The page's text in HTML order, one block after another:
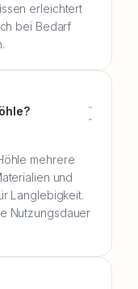
erleichtert
bei Bedarf
mehrere
und
Langlebigkeit.
Nutzungsdauer